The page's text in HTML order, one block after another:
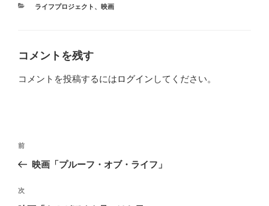
カ
ライフプロジェクト 、 映画
コメントを残す
コメントを投稿するにはログイン してください。
投
ナ
ビ
前
の
稿
前
映画「プルーフ・オブ・ライフ」
次
次